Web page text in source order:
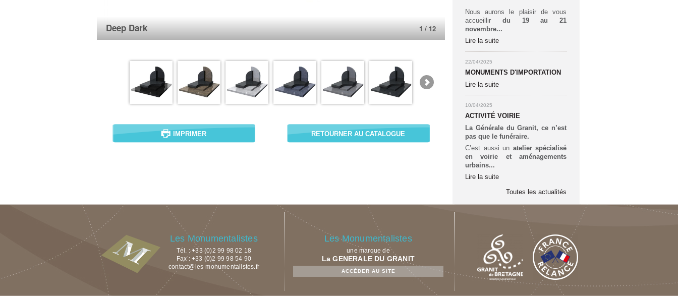
1 / 12
Deep Dark
IMPRIMER RETOURNER AU CATALOGUE
Nous aurons le plaisir de vous
accueillir du 19 au 21
novembre...
Lire la suite
22/04/2025
MONUMENTS D'IMPORTATION
Lire la suite
10/04/2025
ACTIVITÉ VOIRIE
La Générale du Granit, ce n’est
pas que le funéraire.
C’est aussi un atelier spécialisé
en voirie et aménagements
urbains...
Lire la suite
Toutes les actualités
Les Monumentalistes
Tél. : +33 (0)2 99 98 02 18
Fax : +33 (0)2 99 98 54 90
contact@les-monumentalistes.fr
Les Monumentalistes
une marque de
La GENERALE DU GRANIT
ACCÉDER AU SITE